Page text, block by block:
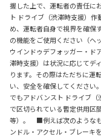
握した上で、運転者の責任
ト ドライブ（渋滞時支援）
め、運転者自身で視界を確保
の機能をご使用ください（ヘ
ウインドゥデフォッガー・
滞時支援）は状況に応じてデ
ります。その際はただちに運
い、安全を確保してくださ
でもアドバンスト ドライブ
で区切られている暫定供用区
等）。 ■例えば次のようなも
ンドル・アクセル・ブレーキ